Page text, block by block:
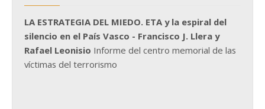
LA ESTRATEGIA DEL MIEDO. ETA y la espiral del
silencio en el País Vasco - Francisco J. Llera y
Rafael Leonisio Informe del centro memorial de las
víctimas del terrorismo